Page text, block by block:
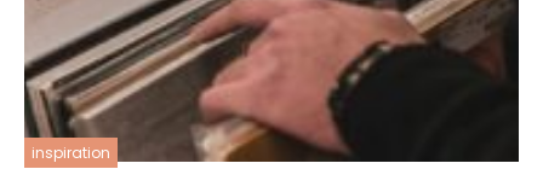
inspiration